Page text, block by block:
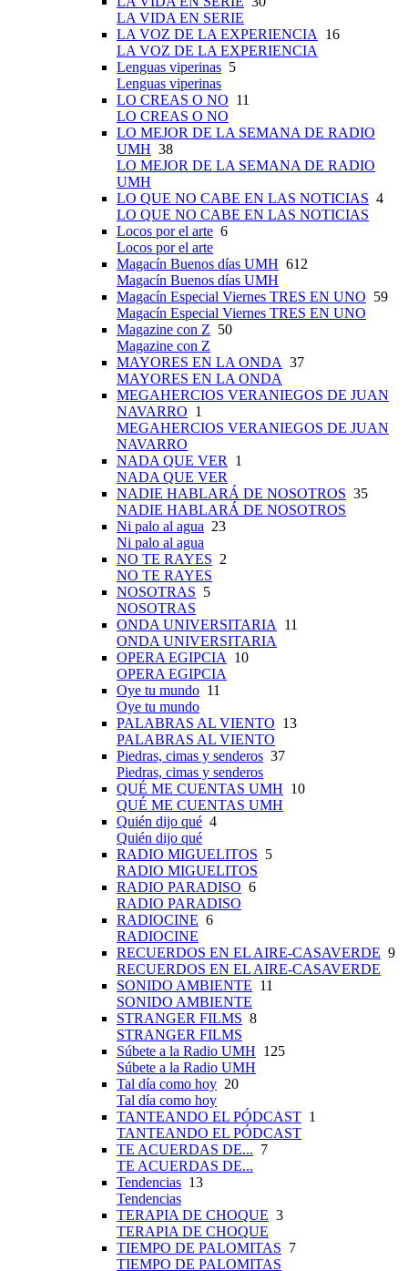
LA VIDA EN SERIE
LA VOZ DE LA EXPERIENCIA
16
LA VOZ DE LA EXPERIENCIA
Lenguas viperinas 5
Lenguas viperinas
LO CREAS O NO 11
LO CREAS O NO
LO MEJOR DE LA SEMANA DE RADIO
UMH 38
LO MEJOR DE LA SEMANA DE RADIO
UMH
LO QUE NO CABE EN LAS NOTICIAS 4
LO QUE NO CABE EN LAS NOTICIAS
Locos por el arte 6
Locos por el arte
Magacín Buenos días UMH 612
Magacín Buenos días UMH
Magacín Especial Viernes TRES EN UNO 59
Magacín Especial Viernes TRES EN UNO
Magazine con Z 50
Magazine con Z
MAYORES EN LA ONDA 37
MAYORES EN LA ONDA
MEGAHERCIOS VERANIEGOS DE JUAN
NAVARRO 1
MEGAHERCIOS VERANIEGOS DE JUAN
NAVARRO
NADA QUE VER
1
NADA QUE VER
NADIE HABLARÁ DE NOSOTROS 35
NADIE HABLARÁ DE NOSOTROS
Ni palo al agua 23
Ni palo al agua
NO TE RAYES 2
NO TE RAYES
NOSOTRAS 5
NOSOTRAS
ONDA UNIVERSITARIA
11
ONDA UNIVERSITARIA
OPERA EGIPCIA
10
OPERA EGIPCIA
Oye tu mundo 11
Oye tu mundo
PALABRAS AL VIENTO 13
PALABRAS AL VIENTO
Piedras, cimas y senderos 37
Piedras, cimas y senderos
QUÉ ME CUENTAS UMH 10
QUÉ ME CUENTAS UMH
Quién dijo qué 4
Quién dijo qué
RADIO MIGUELITOS 5
RADIO MIGUELITOS
RADIO PARADISO 6
RADIO PARADISO
RADIOCINE 6
RADIOCINE
RECUERDOS EN EL AIRE-CASAVERDE 9
RECUERDOS EN EL AIRE-CASAVERDE
SONIDO AMBIENTE 11
SONIDO AMBIENTE
STRANGER FILMS 8
STRANGER FILMS
Súbete a la Radio UMH 125
Súbete a la Radio UMH
Tal día como hoy 20
Tal día como hoy
TANTEANDO EL PÓDCAST 1
TANTEANDO EL PÓDCAST
TE ACUERDAS DE... 7
TE ACUERDAS DE...
Tendencias 13
Tendencias
TERAPIA DE CHOQUE 3
TERAPIA DE CHOQUE
TIEMPO DE PALOMITAS 7
TIEMPO DE PALOMITAS